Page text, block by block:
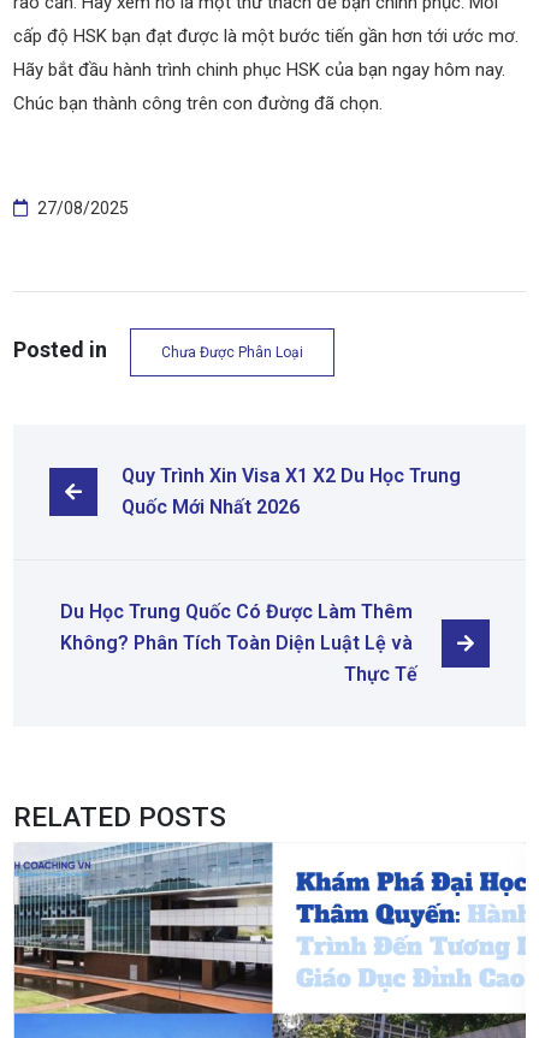
cấp độ HSK bạn đạt được là một bước tiến gần hơn tới ước mơ.
Hãy bắt đầu hành trình chinh phục HSK của bạn ngay hôm nay.
Chúc bạn thành công trên con đường đã chọn.
27/08/2025
Posted in Chưa Được Phân Loại
Quy Trình Xin Visa X1 X2 Du Học Trung
Quốc Mới Nhất 2026
Du Học Trung Quốc Có Được Làm Thêm
Không? Phân Tích Toàn Diện Luật Lệ và
Thực Tế
RELATED POSTS